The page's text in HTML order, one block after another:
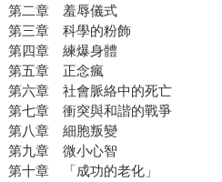
第二章 羞辱儀式
第三章 科學的粉飾
第四章 練爆身體
第五章 正念瘋
第六章 社會脈絡中的死亡
第七章 衝突與和諧的戰爭
第八章 細胞叛變
第九章 微小心智
第十章 「成功的老化」